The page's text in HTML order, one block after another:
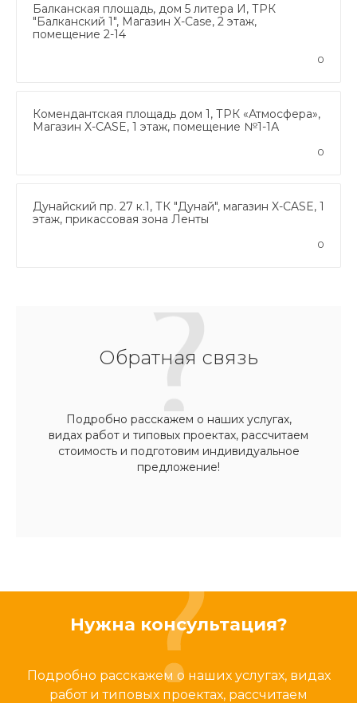
Балканская площадь, дом 5 литера И, ТРК
"Балканский 1", Магазин X-Case, 2 этаж,
помещение 2-14
0
Комендантская площадь дом 1, ТРК «Атмосфера»,
Магазин X-CASE, 1 этаж, помещение №1-1А
0
Дунайский пр. 27 к.1, ТК "Дунай", магазин X-CASE, 1
этаж, прикассовая зона Ленты
0
Обратная связь
Подробно расскажем о наших услугах,
видах работ и типовых проектах, рассчитаем
стоимость и подготовим индивидуальное
предложение!
Нужна консультация?
Подробно расскажем о наших услугах, видах
работ и типовых проектах, рассчитаем